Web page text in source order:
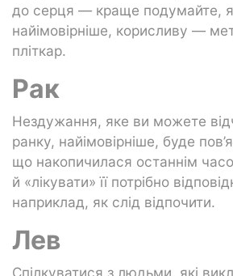
до серця — краще подумайте,
найімовірніше, корисливу —
пліткар.
Рак
Нездужання, яке ви можете
ранку, найімовірніше, буде
що накопичилася останнім
й «лікувати» її потрібно
наприклад, як слід відпочити.
Лев
Спілкуватися з людьми, які